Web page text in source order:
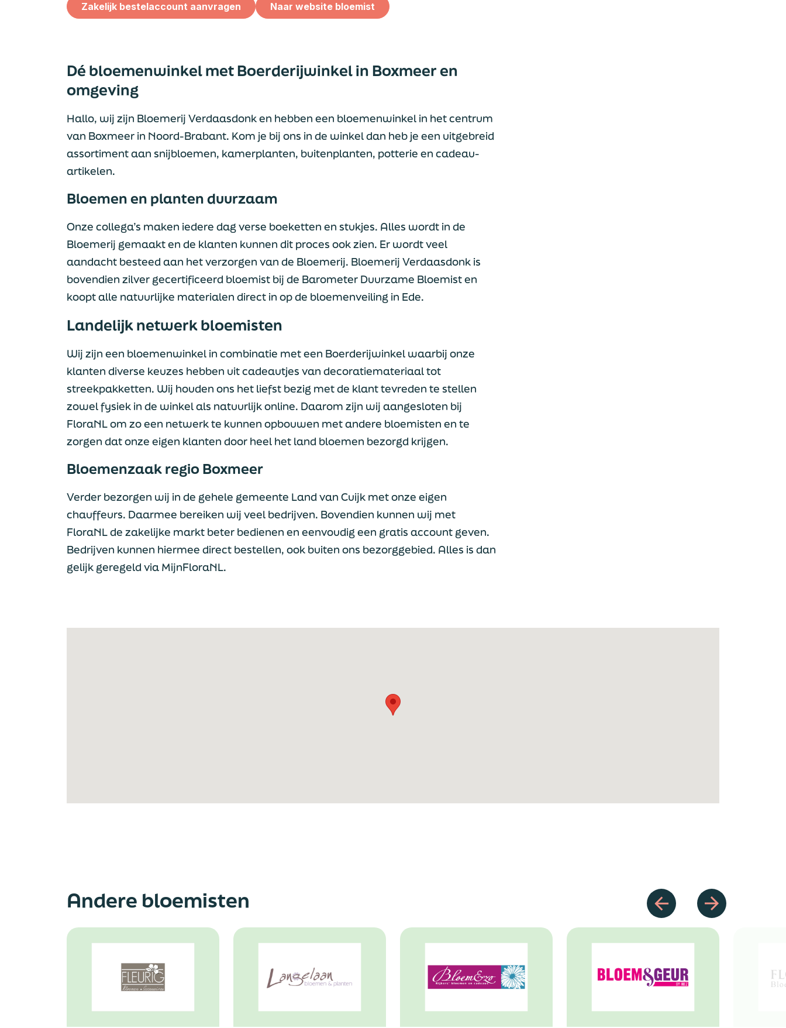
Zakelijk bestelaccount aanvragen Naar website bloemist
Dé bloemenwinkel met Boerderijwinkel in Boxmeer en
omgeving
Hallo, wij zijn Bloemerij Verdaasdonk en hebben een bloemenwinkel in het centrum
van Boxmeer in Noord-Brabant. Kom je bij ons in de winkel dan heb je een uitgebreid
assortiment aan snijbloemen, kamerplanten, buitenplanten, potterie en cadeau-
artikelen.
Bloemen en planten duurzaam
Onze collega’s maken iedere dag verse boeketten en stukjes. Alles wordt in de
Bloemerij gemaakt en de klanten kunnen dit proces ook zien. Er wordt veel
aandacht besteed aan het verzorgen van de Bloemerij. Bloemerij Verdaasdonk is
bovendien zilver gecertificeerd bloemist bij de Barometer Duurzame Bloemist en
koopt alle natuurlijke materialen direct in op de bloemenveiling in Ede.
Landelijk netwerk bloemisten
Wij zijn een bloemenwinkel in combinatie met een Boerderijwinkel waarbij onze
klanten diverse keuzes hebben uit cadeautjes van decoratiemateriaal tot
streekpakketten. Wij houden ons het liefst bezig met de klant tevreden te stellen
zowel fysiek in de winkel als natuurlijk online. Daarom zijn wij aangesloten bij
FloraNL om zo een netwerk te kunnen opbouwen met andere bloemisten en te
zorgen dat onze eigen klanten door heel het land bloemen bezorgd krijgen.
Bloemenzaak regio Boxmeer
Verder bezorgen wij in de gehele gemeente Land van Cuijk met onze eigen
chauffeurs. Daarmee bereiken wij veel bedrijven. Bovendien kunnen wij met
FloraNL de zakelijke markt beter bedienen en eenvoudig een gratis account geven.
Bedrijven kunnen hiermee direct bestellen, ook buiten ons bezorggebied. Alles is dan
gelijk geregeld via MijnFloraNL.
Andere bloemisten